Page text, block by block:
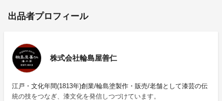
出品者プロフィール
株式会社輪島屋善仁
江戸・文化年間(1813年)創業/輪島塗製作・販売/老舗として漆芸の伝
統の技をつなぎ、漆文化を発信しつづけています。